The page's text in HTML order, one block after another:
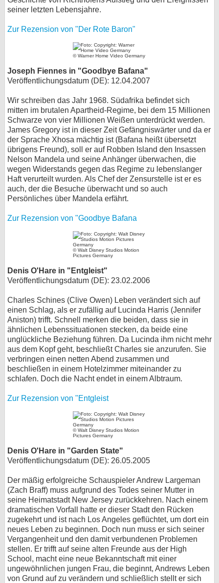
seiner letzten Lebensjahre.
Zur Rezension von "Der Rote Baron"
© Warner Home Video Germany
Joseph Fiennes in "Goodbye Bafana"
Veröffentlichungsdatum (DE): 12.04.2007
Wir schreiben das Jahr 1968. Südafrika befindet sich
mitten im brutalen Apartheid-Regime, bei dem 15 Millionen
Schwarze von vier Millionen Weißen unterdrückt werden.
James Gregory ist in dieser Zeit Gefängniswärter und da er
der Sprache Xhosa mächtig ist (Bafana heißt übersetzt
übrigens Freund), soll er auf Robben Island den Insassen
Nelson Mandela und seine Anhänger überwachen, die
wegen Widerstands gegen das Regime zu lebenslanger
Haft verurteilt wurden. Als Chef der Zensurstelle ist er es
auch, der die Besuche überwacht und so auch
Persönliches über Mandela erfährt.
Zur Rezension von "Goodbye Bafana
© Walt Disney Studios Motion
Pictures Germany
Denis O'Hare in "Entgleist"
Veröffentlichungsdatum (DE): 23.02.2006
Charles Schines (Clive Owen) Leben verändert sich auf
einen Schlag, als er zufällig auf Lucinda Harris (Jennifer
Aniston) trifft. Schnell merken die beiden, dass sie in
ähnlichen Lebenssituationen stecken, da beide eine
unglückliche Beziehung führen. Da Lucinda ihm nicht mehr
aus dem Kopf geht, beschließt Charles sie anzurufen. Sie
verbringen einen netten Abend zusammen und
beschließen in einem Hotelzimmer miteinander zu
schlafen. Doch die Nacht endet in einem Albtraum.
Zur Rezension von "Entgleist
© Walt Disney Studios Motion
Pictures Germany
Denis O'Hare in "Garden State"
Veröffentlichungsdatum (DE): 26.05.2005
Der mäßig erfolgreiche Schauspieler Andrew Largeman
(Zach Braff) muss aufgrund des Todes seiner Mutter in
seine Heimatstadt New Jersey zurückkehren. Nach einem
dramatischen Vorfall hatte er dieser Stadt den Rücken
zugekehrt und ist nach Los Angeles geflüchtet, um dort ein
neues Leben zu beginnen. Doch nun muss er sich seiner
Vergangenheit und den damit verbundenen Problemen
stellen. Er trifft auf seine alten Freunde aus der High
School, macht eine neue Bekanntschaft mit einer
ungewöhnlichen jungen Frau, die beginnt, Andrews Leben
von Grund auf zu verändern und schließlich stellt er sich